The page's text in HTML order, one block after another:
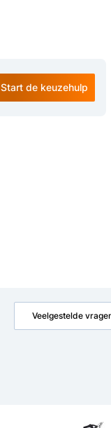
Start de keuzehulp
Veelgestelde